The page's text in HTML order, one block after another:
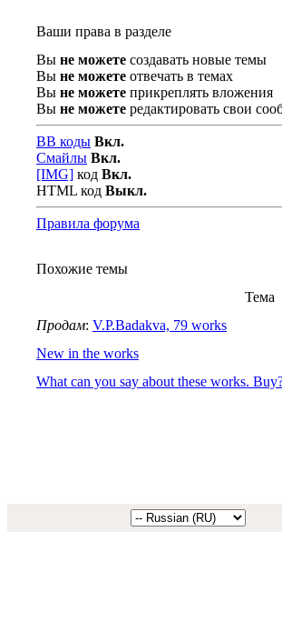
Ваши права в разделе
Вы не можете создавать новые темы
Вы не можете отвечать в темах
Вы не можете прикреплять вложения
Вы не можете редактировать свои
BB коды Вкл.
Смайлы Вкл.
[IMG] код Вкл.
HTML код Выкл.
Правила форума
Похожие темы
Тема
Продам: V.P.Badakva, 79 works
New in the works
What can you say about these works.